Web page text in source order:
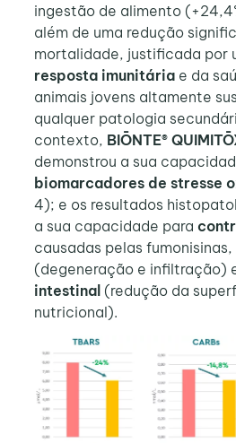
ingestão de alimento
além de uma redução
mortalidade, justificada por
resposta imunitáriae da
animais jovens altamente
qualquer patologia
contexto, BIŌNTE®
demonstrou a sua
biomarcadores de stresse
4); e os resultados
a sua capacidade para
causadas pelas fumonisinas,
(degeneração e infiltração)
intestinal(redução da
nutricional).